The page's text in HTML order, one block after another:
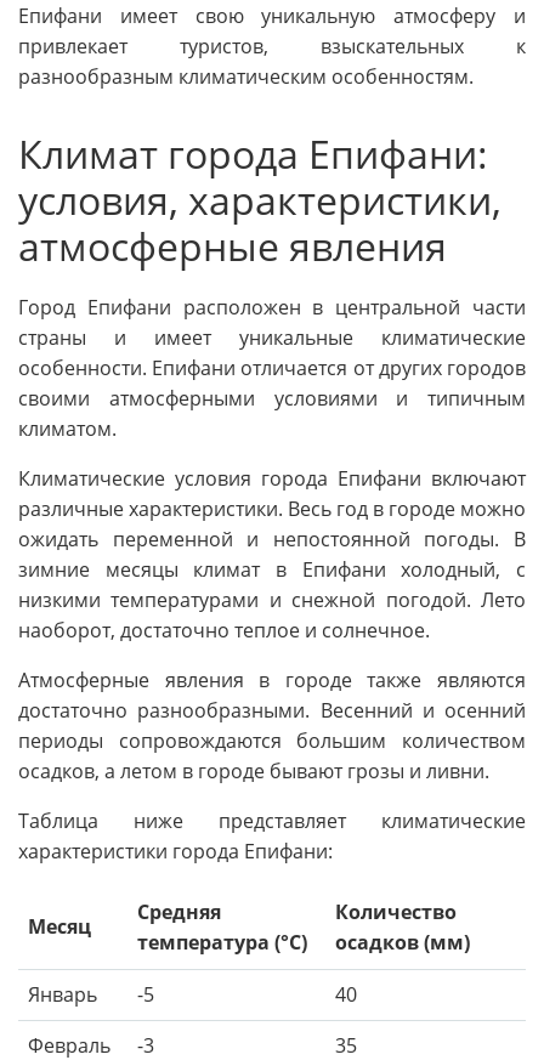
Епифани имеет свою уникальную атмосферу и
привлекает туристов, взыскательных к
разнообразным климатическим особенностям.
Климат города Епифани:
условия, характеристики,
атмосферные явления
Город Епифани расположен в центральной части
страны и имеет уникальные климатические
особенности. Епифани отличается от других городов
своими атмосферными условиями и типичным
климатом.
Климатические условия города Епифани включают
различные характеристики. Весь год в городе можно
ожидать переменной и непостоянной погоды. В
зимние месяцы климат в Епифани холодный, с
низкими температурами и снежной погодой. Лето
наоборот, достаточно теплое и солнечное.
Атмосферные явления в городе также являются
достаточно разнообразными. Весенний и осенний
периоды сопровождаются большим количеством
осадков, а летом в городе бывают грозы и ливни.
Таблица ниже представляет климатические
характеристики города Епифани:
Месяц
Средняя
температура (°C)
Количество
осадков (мм)
Январь
-5
40
Февраль
-3
35